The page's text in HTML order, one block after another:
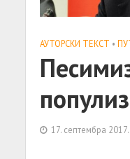
АУТОРСКИ ТЕКСТ •
17. септембра 2017.